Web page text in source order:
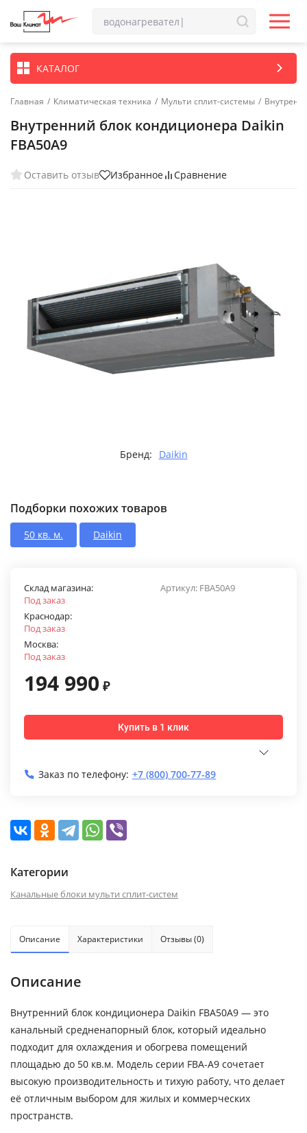
КАТАЛОГ
Главная / Климатическая техника / Мульти сплит-системы /
Внутренний блок кондиционера Daikin
FBA50A9
Оставить отзыв Избранное Сравнение
Бренд: Daikin
Подборки похожих товаров
50 кв. м. Daikin
Артикул: FBA50A9
Склад магазина:
Под заказ
Краснодар:
Под заказ
Москва:
Под заказ
194 990 ₽
Купить в 1 клик
Заказ по телефону: +7 (800) 700-77-89
Категории
Канальные блоки мульти сплит-систем
Описание Характеристики Отзывы (0)
Описание
Внутренний блок кондиционера Daikin FBA50A9 — это
канальный средненапорный блок, который идеально
подходит для охлаждения и обогрева помещений
площадью до 50 кв.м. Модель серии FBA-A9 сочетает
высокую производительность и тихую работу, что делает
её отличным выбором для жилых и коммерческих
пространств.